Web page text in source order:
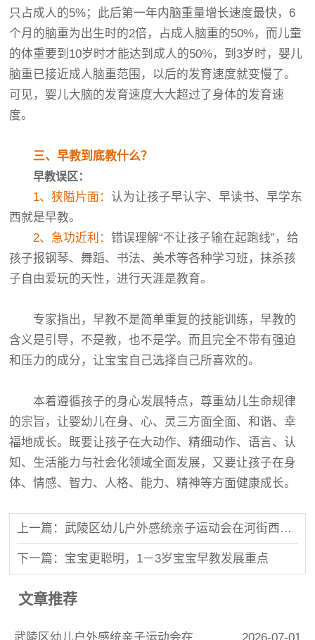
只占成人的5%；此后第一年内脑重量增长速度最快，6
个月的脑重为出生时的2倍，占成人脑重的50%，而儿童
的体重要到10岁时才能达到成人的50%，到3岁时，婴儿
脑重已接近成人脑重范围，以后的发育速度就变慢了。
可见，婴儿大脑的发育速度大大超过了身体的发育速
度。
三、早教到底教什么？
早教误区：
1、狭隘片面：认为让孩子早认字、早读书、早学东
西就是早教。
2、急功近利： 错误理解“不让孩子输在起跑线”，给
孩子报钢琴、舞蹈、书法、美术等各种学习班，抹杀孩
子自由爱玩的天性，进行天涯是教育。
专家指出，早教不是简单重复的技能训练，早教的
含义是引导，不是教，也不是学。而且完全不带有强迫
和压力的成分，让宝宝自己选择自己所喜欢的。
本着遵循孩子的身心发展特点，尊重幼儿生命规律
的宗旨，让婴幼儿在身、心、灵三方面全面、和谐、幸
福地成长。既要让孩子在大动作、精细动作、语言、认
知、生活能力与社会化领域全面发展，又要让孩子在身
体、情感、智力、人格、能力、精神等方面健康成长。
上一篇：武陵区幼儿户外感统亲子运动会在河街西街举行
下一篇：宝宝更聪明，1－3岁宝宝早教发展重点
文章推荐